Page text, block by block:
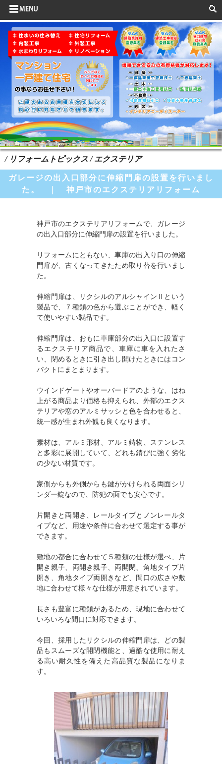
/ リフォームトピックス / エクステリア
ガレージの出入口部分に伸縮門扉の設置を行いまし
た。 ｜ 神戸市のエクステリアリフォーム
神戸市のエクステリアリフォームで、ガレージ
の出入口部分に伸縮門扉の設置を行いました。
リフォームにともない、車庫の出入り口の伸縮
門扉が、古くなってきたため取り替を行いまし
た。
伸縮門扉は、リクシルのアルシャインⅡという
製品で、７種類の色から選ぶことができ、軽く
て使いやすい製品です。
伸縮門扉は、おもに車庫部分の出入口に設置す
るエクステリア商品で、車庫に車を入れたさ
い、閉めるときに引き出し開けたときにはコン
パクトにまとまります。
ウインドゲートやオーバードアのような、はね
上がる商品より価格も抑えられ、外部のエクス
テリアや窓のアルミサッシと色を合わせると、
統一感が生まれ外観も良くなります。
素材は、アルミ形材、アルミ鋳物、ステンレス
と多彩に展開していて、どれも錆びに強く劣化
の少ない材質です。
家側からも外側からも鍵がかけられる両面シリ
ンダー錠なので、防犯の面でも安心です。
片開きと両開き、レールタイプとノンレールタ
イプなど、用途や条件に合わせて選定する事が
できます。
敷地の都合に合わせて５種類の仕様が選べ、片
開き親子、両開き親子、両開閉、角地タイプ片
開き、角地タイプ両開きなど、間口の広さや敷
地に合わせて様々な仕様が用意されています。
長さも豊富に種類があるため、現地に合わせて
いろいろな間口に対応できます。
今回、採用したリクシルの伸縮門扉は、どの製
品もスムーズな開閉機能と、過酷な使用に耐え
る高い耐久性を備えた高品質な製品になりま
す。
サイドメニュー
お客様の声
水まわりリフォーム
ポイントリフォーム
よくある質問
HOME
検索